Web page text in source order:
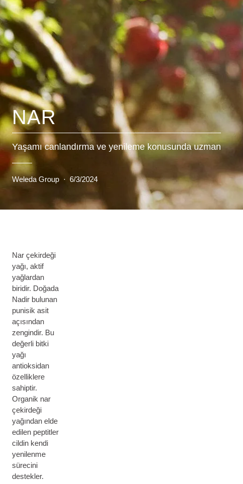
NAR
Yaşamı canlandırma ve yenileme konusunda uzman
Weleda Group · 6/3/2024
Nar çekirdeği
yağı, aktif
yağlardan
biridir. Doğada
Nadir bulunan
punisik asit
açısından
zengindir. Bu
değerli bitki
yağı
antioksidan
özelliklere
sahiptir.
Organik nar
çekirdeği
yağından elde
edilen peptitler
cildin kendi
yenilenme
sürecini
destekler.